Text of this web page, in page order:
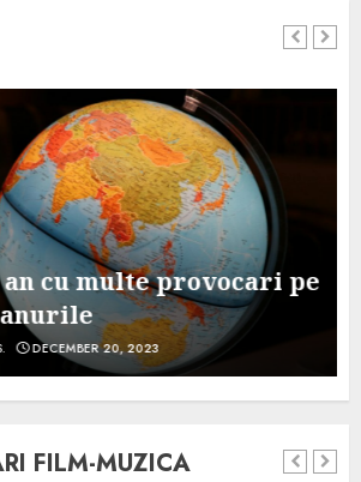
cu multe provocari pe
20, 2023
FILM-MUZICA